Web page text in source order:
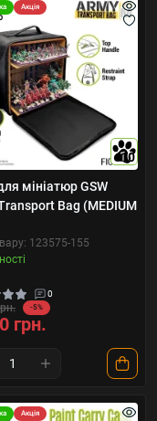
Акція
10
мініатюр GSW
Bag (MEDIUM
123575-155
0
-5%
грн.
Акція